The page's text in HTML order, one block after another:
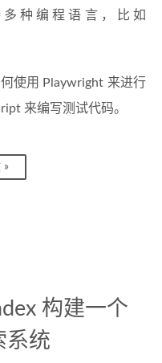
种编程语言，比如
使用 Playwright 来进行
来编写测试代码。
»
构建一个
系统